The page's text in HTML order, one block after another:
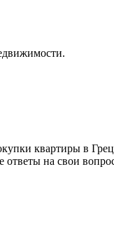
квартиры в
ответы на свои